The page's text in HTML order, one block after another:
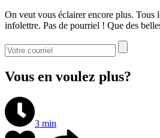
On veut vous éclairer encore plus. Tous
infolettre. Pas de pourriel ! Que des
Vous en voulez plus?
3 min